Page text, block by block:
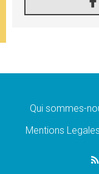
de
«La
le
Qui sommes-
Mentions Legales